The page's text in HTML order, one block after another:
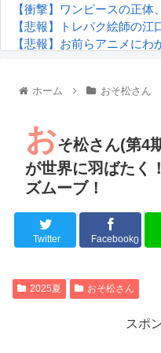
【衝撃】ワンピースの正
【悲報】トレパク絵師の
【悲報】お前らアニメに
『進撃の巨人』で一番面白
るろうに剣心 -明治剣客浪
同盟、帝国、フェザーン。
Powered by livedoor 相互
ホーム おそ松さん
おそ松さん(第4
が世界に羽ばたく
ズムーブ！
Twitter Facebook0
2025夏 おそ松さん
スポ